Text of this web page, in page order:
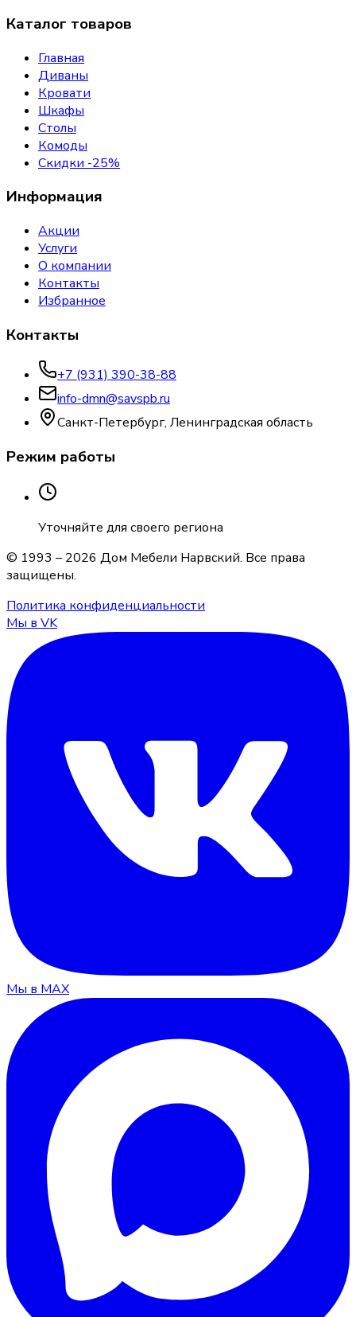
Каталог товаров
Главная
Диваны
Кровати
Шкафы
Столы
Комоды
Скидки -25%
Информация
Акции
Услуги
О компании
Контакты
Избранное
Контакты
+7 (931) 390-38-88
info-dmn@savspb.ru
Санкт-Петербург, Ленинградская область
Режим работы
Уточняйте для своего региона
© 1993 – 2026 Дом Мебели Нарвский. Все права
защищены.
Политика конфиденциальности
Мы в VK
Мы в MAX